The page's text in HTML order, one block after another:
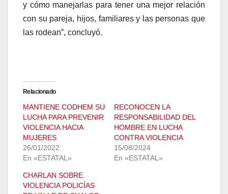
y cómo manejarlas para tener una mejor relación
con su pareja, hijos, familiares y las personas que
las rodean”, concluyó.
Relacionado
MANTIENE CODHEM SU
LUCHA PARA PREVENIR
VIOLENCIA HACIA
MUJERES
26/01/2022
En «ESTATAL»
RECONOCEN LA
RESPONSABILIDAD DEL
HOMBRE EN LUCHA
CONTRA VIOLENCIA
15/08/2024
En «ESTATAL»
CHARLAN SOBRE
VIOLENCIA POLICÍAS